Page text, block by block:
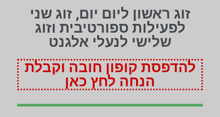
זוג ראשון ליום יום, זוג שני
לפעילות ספורטיבית וזוג
שלישי לנעלי אלגנט
להדפסת קופון חובה וקבלת
הנחה לחץ כאן